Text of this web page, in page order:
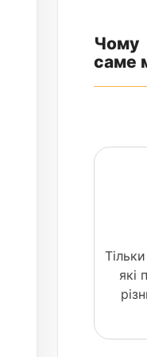
Чому
саме
які